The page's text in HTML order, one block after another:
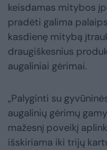
keisdamas mitybos
pradėti galima
kasdienę mitybą
draugiškesnius
augaliniai gėrimai.
„Palyginti su
augalinių gėrimų
mažesnį poveikį
išskiriama iki trijų